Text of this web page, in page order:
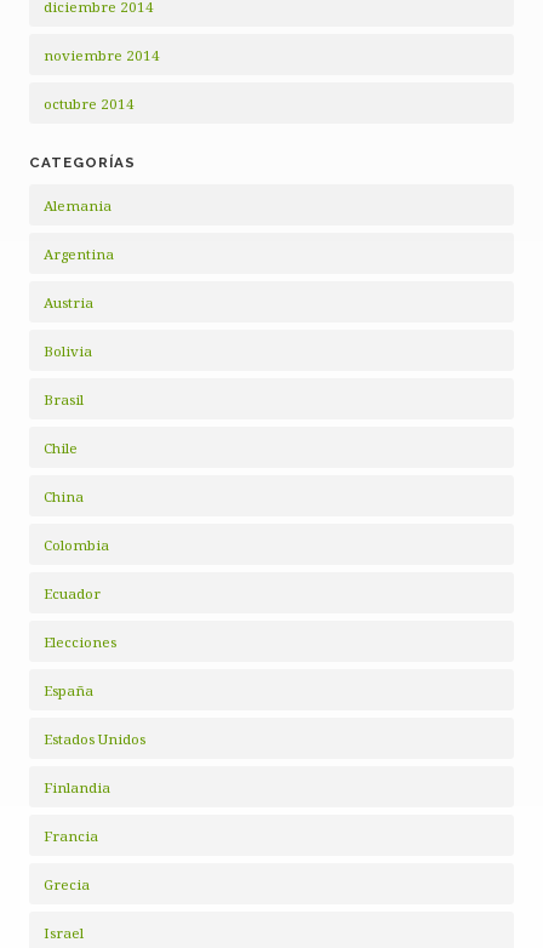
diciembre 2014
noviembre 2014
octubre 2014
CATEGORÍAS
Alemania
Argentina
Austria
Bolivia
Brasil
Chile
China
Colombia
Ecuador
Elecciones
España
Estados Unidos
Finlandia
Francia
Grecia
Israel